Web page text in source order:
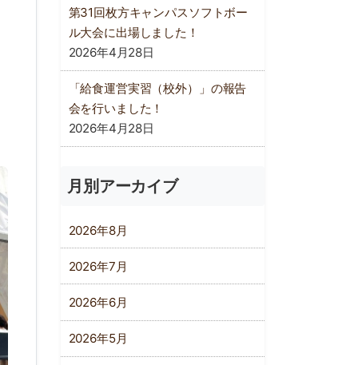
第31回枚方キャンパスソフトボー
ル大会に出場しました！
2026年4月28日
「給食運営実習（校外）」の報告
会を行いました！
2026年4月28日
月別アーカイブ
2026年8月
2026年7月
2026年6月
2026年5月